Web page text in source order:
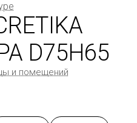
D75H65
и помещений